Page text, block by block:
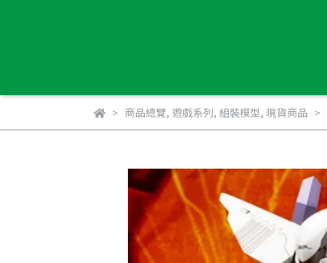
商品總覽, 遊戲系列, 組裝模型, 現貨商品